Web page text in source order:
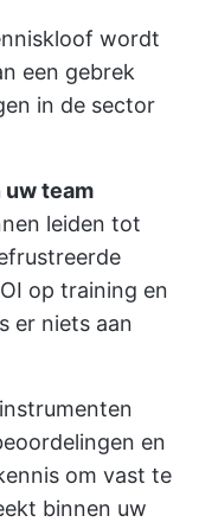
wordt
een gebrek
in de sector
uw team
leiden tot
op training en
er niets aan
en
om vast te
binnen uw